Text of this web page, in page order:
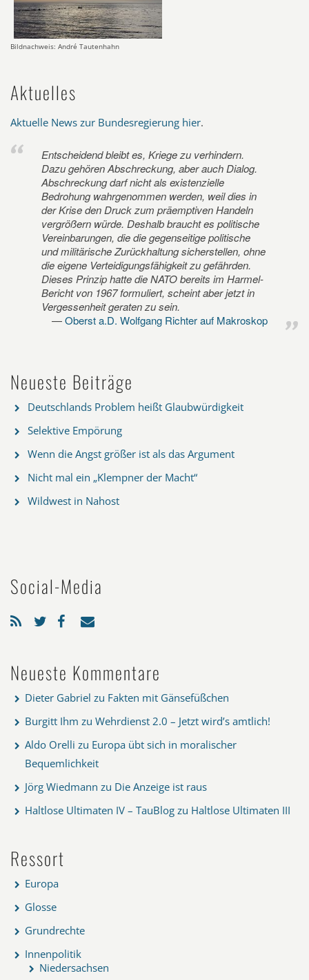
Bildnachweis: André Tautenhahn
Aktuelles
Aktuelle News zur Bundesregierung hier.
Entscheidend bleibt es, Kriege zu verhindern.
Dazu gehören Abschreckung, aber auch Dialog.
Abschreckung darf nicht als existenzielle
Bedrohung wahrgenommen werden, weil dies in
der Krise den Druck zum präemptiven Handeln
vergrößern würde. Deshalb braucht es politische
Vereinbarungen, die die gegenseitige politische
und militärische Zurückhaltung sicherstellen, ohne
die eigene Verteidigungsfähigkeit zu gefährden.
Dieses Prinzip hatte die NATO bereits im Harmel-
Bericht von 1967 formuliert, scheint aber jetzt in
Vergessenheit geraten zu sein.
Oberst a.D. Wolfgang Richter auf Makroskop
Neueste Beiträge
Deutschlands Problem heißt Glaubwürdigkeit
Selektive Empörung
Wenn die Angst größer ist als das Argument
Nicht mal ein „Klempner der Macht“
Wildwest in Nahost
Social-Media
Neueste Kommentare
Dieter Gabriel zu Fakten mit Gänsefüßchen
Burgitt Ihm zu Wehrdienst 2.0 – Jetzt wird’s amtlich!
Aldo Orelli zu Europa übt sich in moralischer
Bequemlichkeit
Jörg Wiedmann zu Die Anzeige ist raus
Haltlose Ultimaten IV – TauBlog zu Haltlose Ultimaten III
Ressort
Europa
Glosse
Grundrechte
Innenpolitik
Niedersachsen